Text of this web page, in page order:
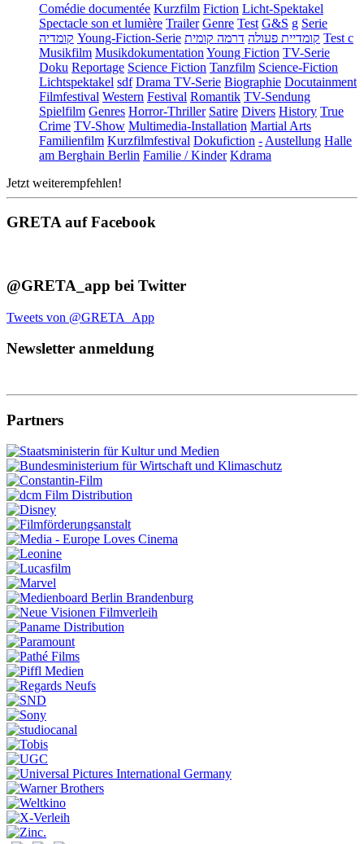
Comédie documentée Kurzfilm Fiction Licht-Spektakel
Spectacle son et lumière Trailer Genre Test G&S g Serie
קומדיה Young-Fiction-Serie קומדיית פעולה דרמה קומית
Test c
Musikfilm Musikdokumentation Young Fiction TV-Serie
Doku Reportage Science Fiction Tanzfilm Science-Fiction
Lichtspektakel sdf Drama TV-Serie Biographie Docutainment
Filmfestival Western Festival Romantik TV-Sendung
Spielfilm Genres Horror-Thriller Satire Divers History True
Crime TV-Show Multimedia-Installation Martial Arts
Familienfilm Kurzfilmfestival Dokufiction - Austellung Halle
am Berghain Berlin Familie / Kinder Kdrama
Jetzt weiterempfehlen!
GRETA auf Facebook
@GRETA_app bei Twitter
Tweets von @GRETA_App
Newsletter anmeldung
Partners